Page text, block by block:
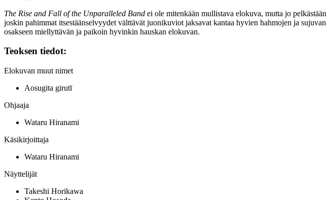
The Rise and Fall of the Unparalleled Band ei ole mitenkään mullistava elokuva, mutta jo
joskin pahimmat itsestäänselvyydet välttävät juonikuviot jaksavat kantaa hyvien hahmojen ja
osakseen miellyttävän ja paikoin hyvinkin hauskan elokuvan.
Teoksen tiedot:
Elokuvan muut nimet
Aosugita girutī
Ohjaaja
Wataru Hiranami
Käsikirjoittaja
Wataru Hiranami
Näyttelijät
Takeshi Horikawa